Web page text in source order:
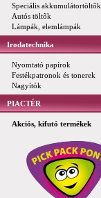
Speciális akkumulátortöltők
Autós töltők
Lámpák, elemlámpák
Irodatechnika
Nyomtató papírok
Festékpatronok és tonerek
Nagyítók
PIACTÉR
Akciós, kifutó termékek